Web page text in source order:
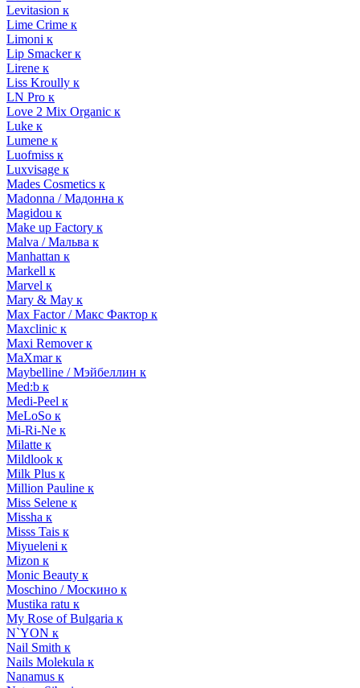
Levitasion к
Lime Crime к
Limoni к
Lip Smacker к
Lirene к
Liss Kroully к
LN Pro к
Love 2 Mix Organic к
Luke к
Lumene к
Luofmiss к
Luxvisage к
Mades Cosmetics к
Madonna / Мадонна к
Magidou к
Make up Factory к
Malva / Мальва к
Manhattan к
Markell к
Marvel к
Mary & May к
Max Factor / Макс Фактор к
Maxclinic к
Maxi Remover к
MaXmar к
Maybelline / Мэйбеллин к
Med:b к
Medi-Peel к
MeLoSo к
Mi-Ri-Ne к
Milatte к
Mildlook к
Milk Plus к
Million Pauline к
Miss Selene к
Missha к
Misss Tais к
Miyueleni к
Mizon к
Monic Beauty к
Moschino / Москино к
Mustika ratu к
My Rose of Bulgaria к
N`YON к
Nail Smith к
Nails Molekula к
Nanamus к